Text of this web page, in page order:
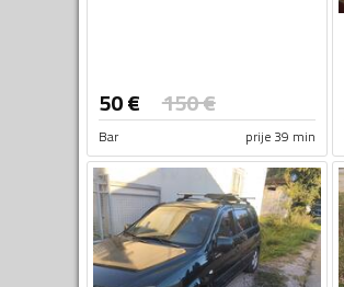
50€ 150€
Bar prije 39 min